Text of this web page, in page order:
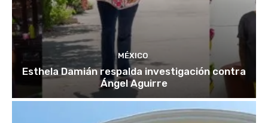
MÉXICO
Esthela Damián respalda investigación contra
Ángel Aguirre